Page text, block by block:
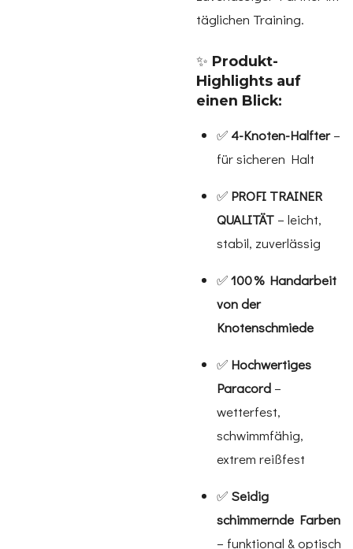
täglichen Training.
✨ Produkt-
Highlights auf
einen Blick:
✅ 4-Knoten-Halfter–
für sicheren Halt
✅ PROFI TRAINER
QUALITÄT– leicht,
stabil, zuverlässig
✅100 % Handarbeit
von der
Knotenschmiede
✅ Hochwertiges
Paracord–
wetterfest,
schwimmfähig,
extrem reißfest
✅ Seidig
schimmernde Farben
– funktional & optisch